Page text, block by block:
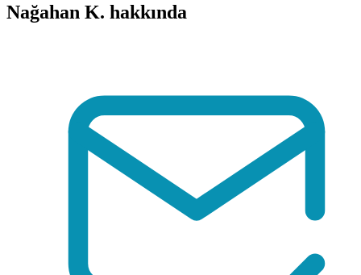
Nağahan K. hakkında